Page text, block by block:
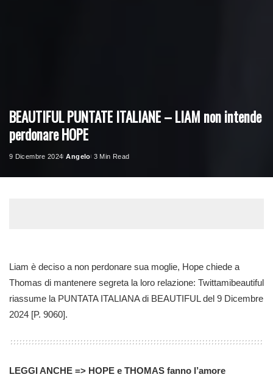
BEAUTIFUL PUNTATE ITALIANE – LIAM non intende
perdonare HOPE
9 Dicembre 2024
Posted
Angelo 3 Min Read
Liam è deciso a non perdonare sua moglie, Hope chiede a
Thomas di mantenere segreta la loro relazione: Twittamibeautiful
riassume la PUNTATA ITALIANA di BEAUTIFUL del 9 Dicembre
2024 [P. 9060].
LEGGI ANCHE => HOPE e THOMAS fanno l’amore